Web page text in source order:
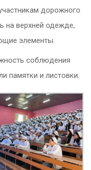
дорожного
на верхней одежде,
элементы.
соблюдения
памятки и листовки.